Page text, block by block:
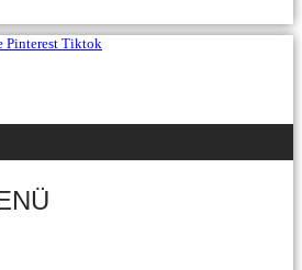
Pinterest Tiktok